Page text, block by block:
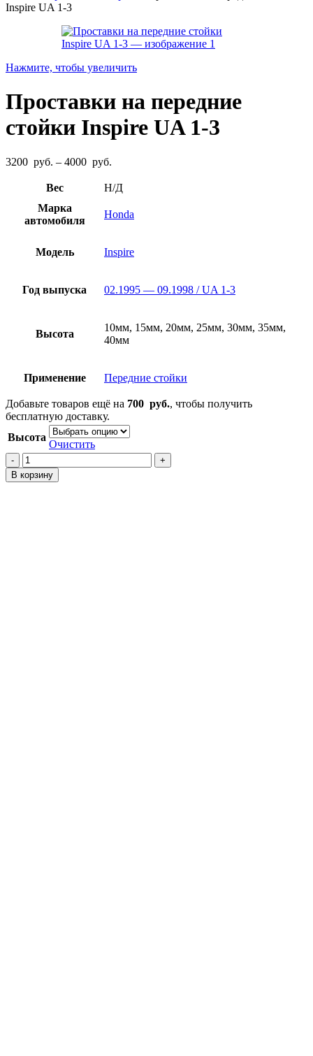
Inspire UA 1-3
Нажмите, чтобы увеличить
Проставки на передние
стойки Inspire UA 1-3
3200 руб. – 4000 руб.
3200
–
Вес
Н/Д
Марка
автомобиля
Honda
Модель Inspire
Год выпуска 02.1995 — 09.1998 / UA 1-3
Высота
10мм, 15мм, 20мм, 25мм, 30мм, 35мм,
40мм
Применение Передние стойки
Добавьте товаров ещё на 700 руб., чтобы получить
бесплатную доставку.
Высота
Очистить
Количество
товара
Проставки
В корзину